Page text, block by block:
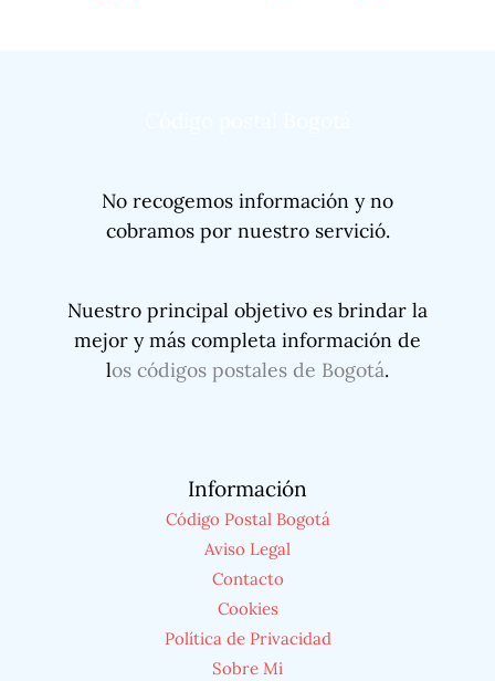
No recogemos información y no
cobramos por nuestro servició.
Nuestro principal objetivo es brindar la
mejor y más completa información de
los códigos postales de Bogotá.
Información
Código Postal Bogotá
Aviso Legal
Contacto
Cookies
Política de Privacidad
Sobre Mi